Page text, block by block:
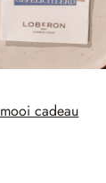
cadeau